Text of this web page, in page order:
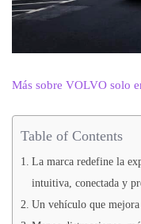
Más sobre VOLVO solo
Table of Contents
La marca redefine la
intuitiva, conectada y
Un vehículo que